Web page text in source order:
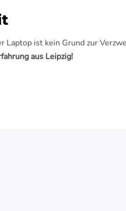
Laptop ist kein Grund zur
aus Leipzig!